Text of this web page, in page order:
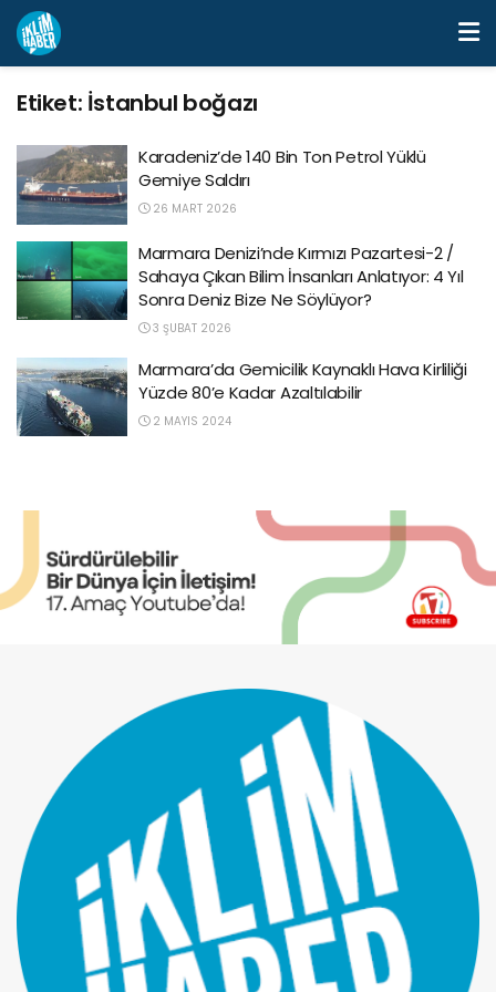
Etiket: İstanbul boğazı
Karadeniz’de 140 Bin Ton Petrol Yüklü
Gemiye Saldırı
26 MART 2026
Marmara Denizi’nde Kırmızı Pazartesi-2 /
Sahaya Çıkan Bilim İnsanları Anlatıyor: 4 Yıl
Sonra Deniz Bize Ne Söylüyor?
3 ŞUBAT 2026
Marmara’da Gemicilik Kaynaklı Hava Kirliliği
Yüzde 80’e Kadar Azaltılabilir
2 MAYIS 2024